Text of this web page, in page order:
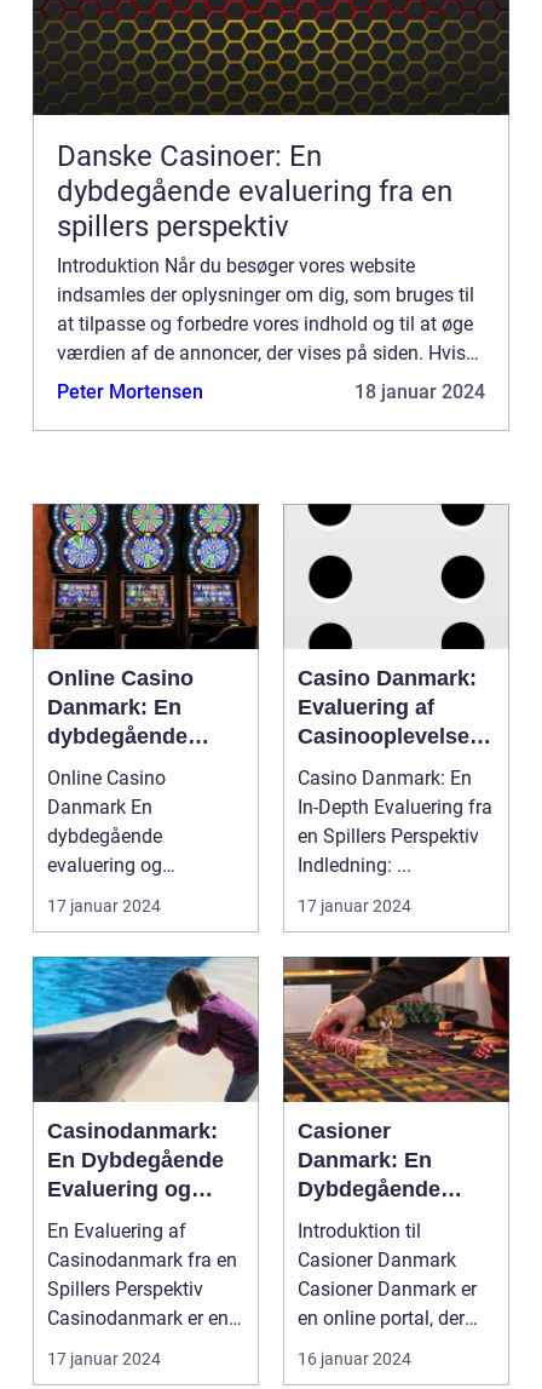
Danske Casinoer: En
dybdegående evaluering fra en
spillers perspektiv
Introduktion Når du besøger vores website
indsamles der oplysninger om dig, som bruges til
at tilpasse og forbedre vores indhold og til at øge
værdien af de annoncer, der vises på siden. Hvis
du ikke ønsker, at der indsamles oplysninger, bør
Peter Mortensen 18 januar 2024
Online Casino
Danmark: En
dybdegående
evaluering og
præsentation af
casinospil
Online Casino
Danmark En
dybdegående
evaluering og
præsentation af
casinospil Evaluering
af "Onli...
17 januar 2024
Casino Danmark:
Evaluering af
Casinooplevelsen
fra en Spillers
Perspektiv
Casino Danmark: En
In-Depth Evaluering fra
en Spillers Perspektiv
Indledning: ...
17 januar 2024
Casinodanmark:
En Dybdegående
Evaluering og
Præsentation
En Evaluering af
Casinodanmark fra en
Spillers Perspektiv
Casinodanmark er en
af de mest populære
o...
17 januar 2024
Casioner
Danmark: En
Dybdegående
Evaluering af
Casinoer i
Danmark
Introduktion til
Casioner Danmark
Casioner Danmark er
en online portal, der
henvender sig til
perso...
16 januar 2024